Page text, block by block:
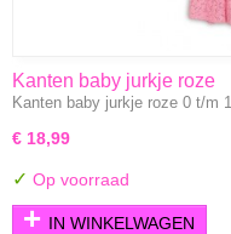
Kanten baby jurkje roze
Kanten baby jurkje roze 0 t/m
€ 18,99
✓ Op voorraad
IN WINKELWAGEN